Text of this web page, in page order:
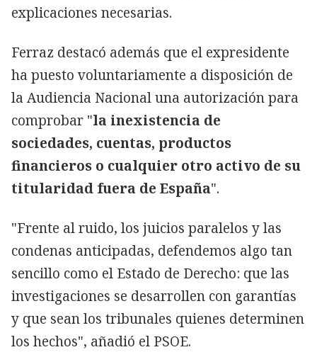
explicaciones necesarias.
Ferraz destacó además que el expresidente
ha puesto voluntariamente a disposición de
la Audiencia Nacional una autorización para
comprobar "la inexistencia de
sociedades, cuentas, productos
financieros o cualquier otro activo de su
titularidad fuera de España".
"Frente al ruido, los juicios paralelos y las
condenas anticipadas, defendemos algo tan
sencillo como el Estado de Derecho: que las
investigaciones se desarrollen con garantías
y que sean los tribunales quienes determinen
los hechos", añadió el PSOE.